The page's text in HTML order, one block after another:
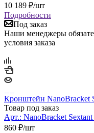
10 189 ₽/шт
Подробности
Под заказ
Наши менеджеры
условия заказа
Кронштейн NanoBracket
Товар под заказ
Арт.: NanoBracket Sextant
860 ₽/шт